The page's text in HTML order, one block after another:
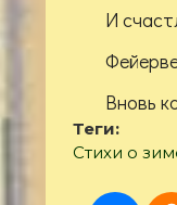
И
Вновь
Теги:
Стихи о